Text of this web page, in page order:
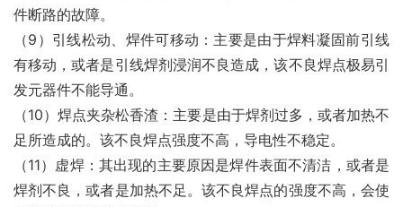
件断路的故障。
（9）引线松动、焊件可移动：主要是由于焊料凝固前引线
有移动，或者是引线焊剂浸润不良造成，该不良焊点极易引
发元器件不能导通。
（10）焊点夹杂松香渣：主要是由于焊剂过多，或者加热不
足所造成的。该不良焊点强度不高，导电性不稳定。
（11）虚焊：其出现的主要原因是焊件表面不清洁，或者是
焊剂不良，或者是加热不足。该不良焊点的强度不高，会使